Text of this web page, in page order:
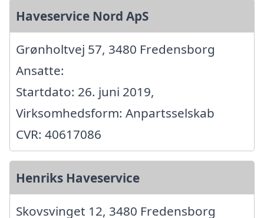
Haveservice Nord ApS
Grønholtvej 57, 3480 Fredensborg
Ansatte:
Startdato: 26. juni 2019,
Virksomhedsform: Anpartsselskab
CVR: 40617086
Henriks Haveservice
Skovsvinget 12, 3480 Fredensborg